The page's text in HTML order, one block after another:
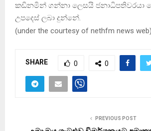
කඩිනමින් ගන්නා ලෙසයි ජනාධිපතිවරයා
උපදෙස් ලබා දුන්නේ.
(under the courtesy of nethfm news web)
SHARE 0 0
PREVIOUS POST